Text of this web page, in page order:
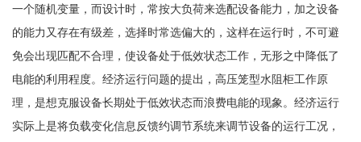
一个随机变量，而设计时，常按大负荷来选配设备能力，加之设备
的能力又存在有级差，选择时常选偏大的，这样在运行时，不可避
免会出现匹配不合理，使设备处于低效状态工作，无形之中降低了
电能的利用程度。经济运行问题的提出，高压笼型水阻柜工作原
理，是想克服设备长期处于低效状态而浪费电能的现象。经济运行
实际上是将负载变化信息反馈约调节系统来调节设备的运行工况，